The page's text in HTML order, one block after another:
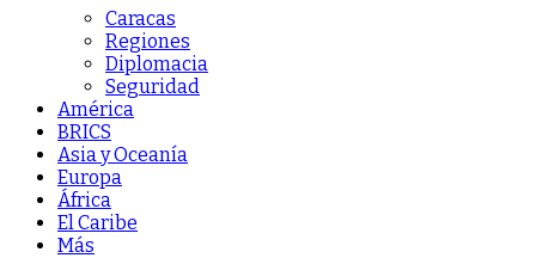
Caracas
Regiones
Diplomacia
Seguridad
América
BRICS
Asia y Oceanía
Europa
África
El Caribe
Más